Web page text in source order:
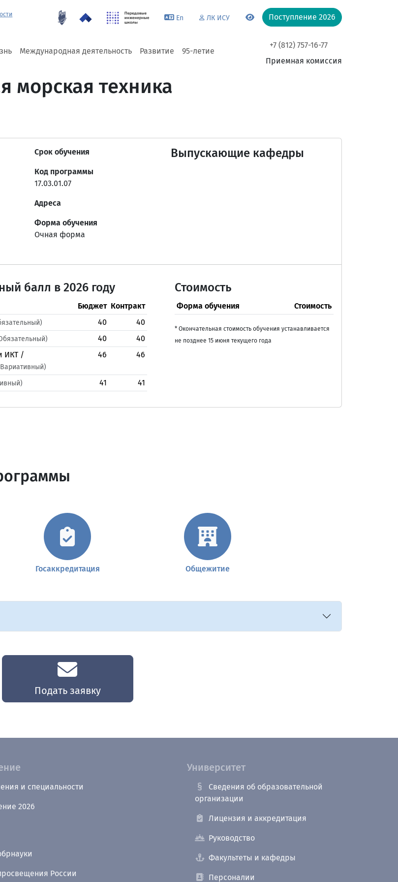
En ЛК ИСУ Поступление 2026
Международная деятельность Развитие 95-летие
+7 (812) 757-16-77
Приемная комиссия
морская техника
Срок обучения
Код программы
17.03.01.07
Адреса
Форма обучения
Очная форма
Выпускающие кафедры
балл в 2026 году
Бюджет Контракт
40
40
40
40
ИКТ /
46 46
41 41
Стоимость
Форма обучения Стоимость
* Окончательная стоимость обучения устанавливается
не позднее 15 июня текущего года
Госаккредитация Общежитие
Подать заявку
и специальности
2026
России
Университет
Сведения об образовательной
организации
Лицензия и аккредитация
Руководство
Факультеты и кафедры
Персоналии